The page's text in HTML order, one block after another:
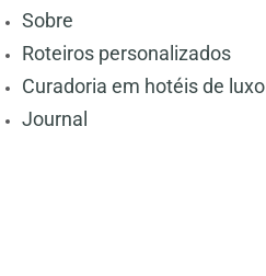
Sobre
Roteiros personalizados
Curadoria em hotéis de luxo
Journal